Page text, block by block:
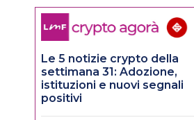
Le 5 notizie crypto della
settimana 31: Adozione,
istituzioni e nuovi segnali
positivi